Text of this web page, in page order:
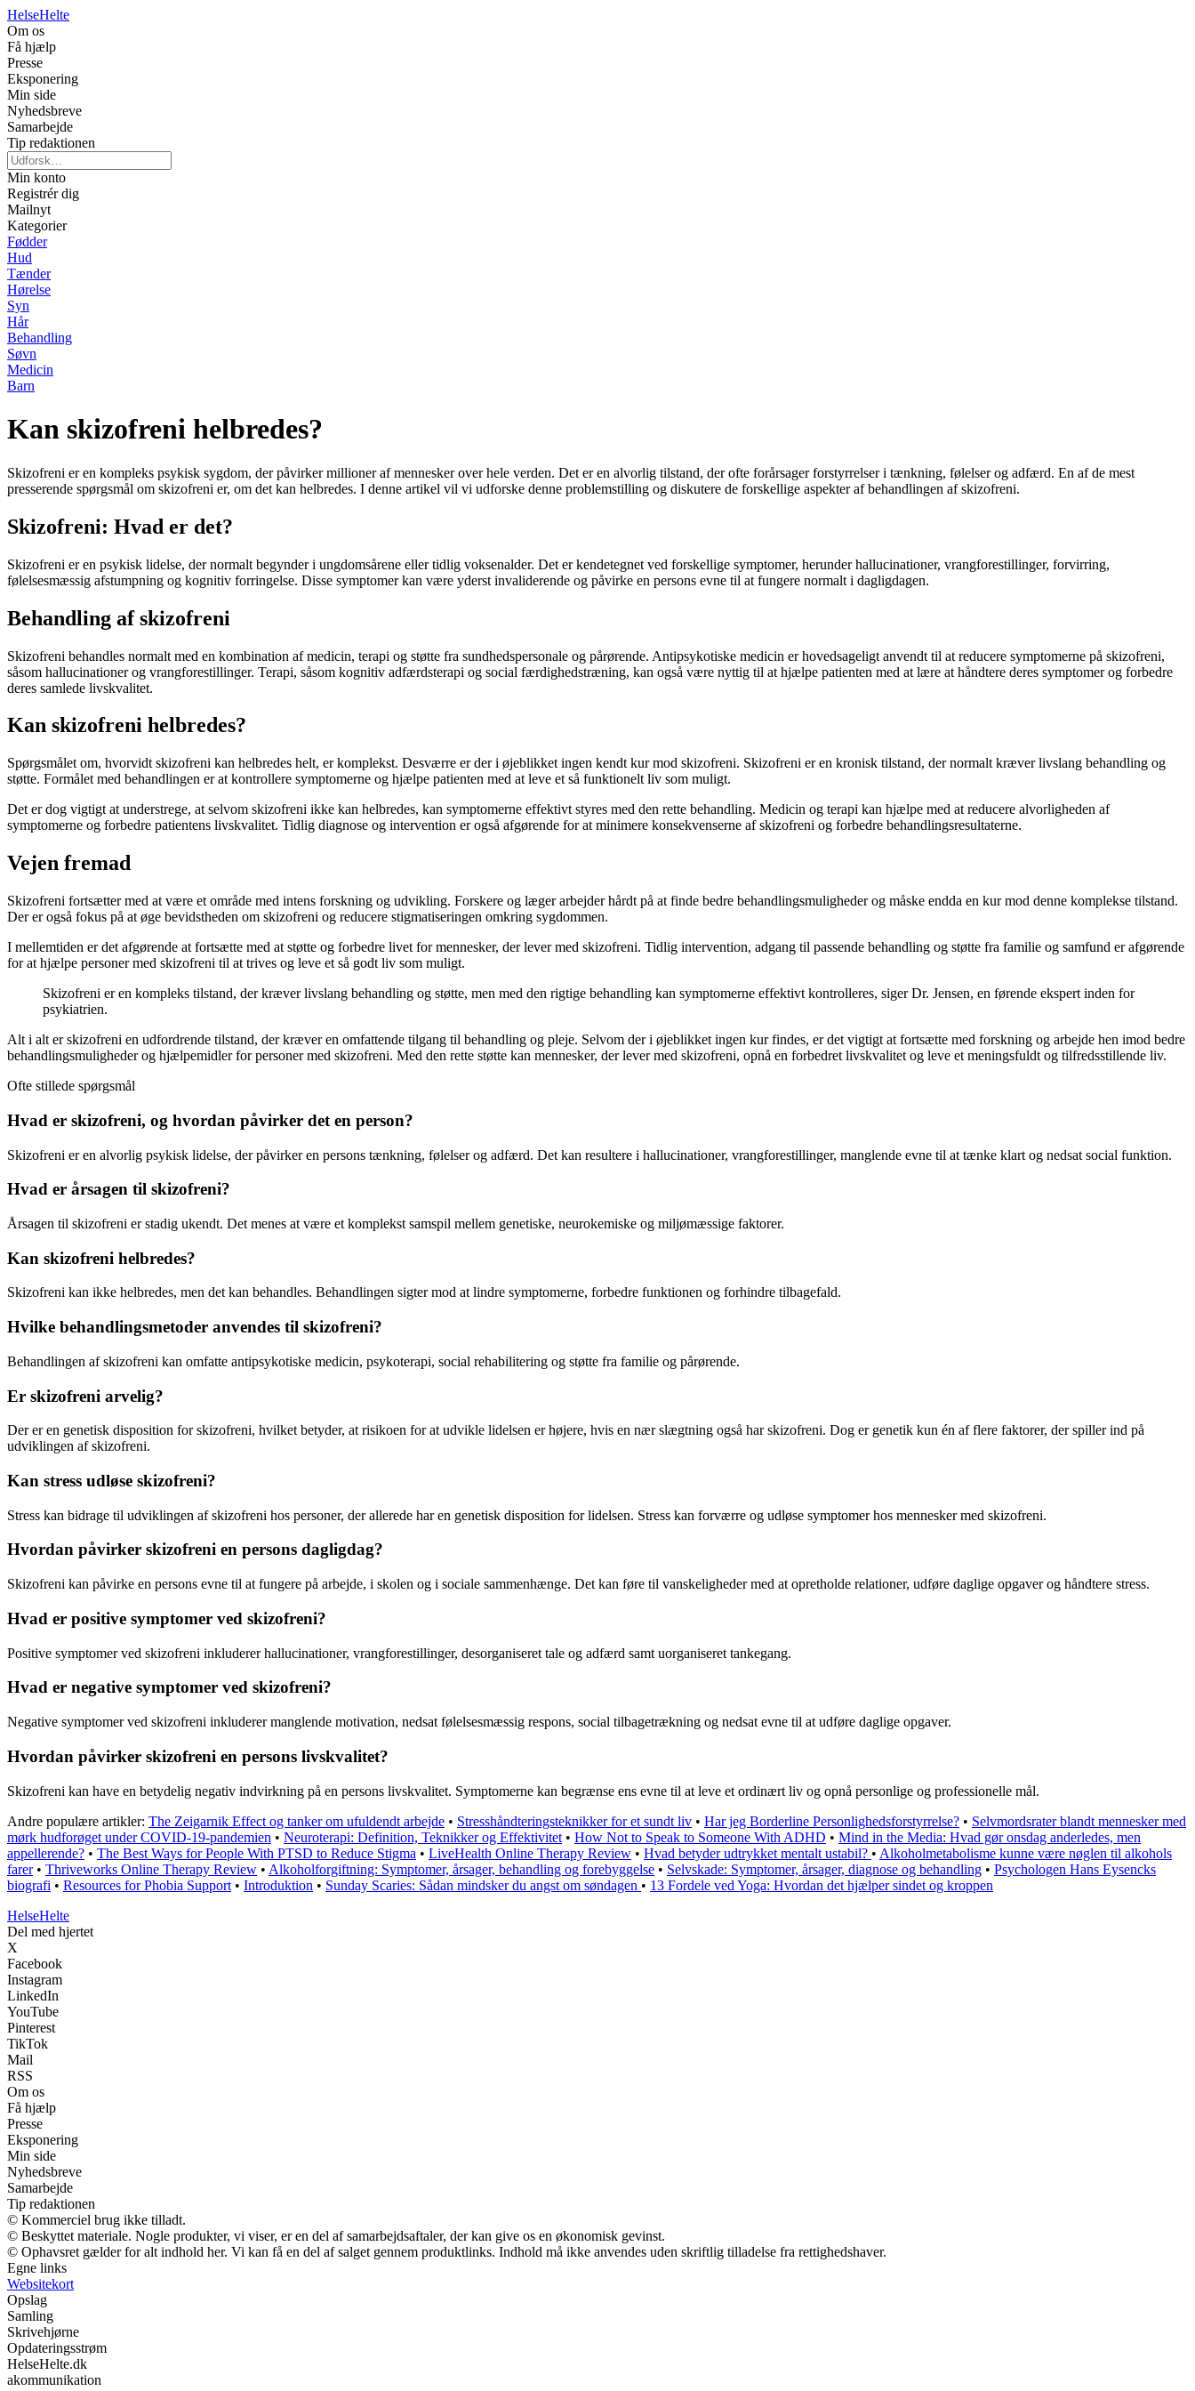
HelseHelte
Om os
Få hjælp
Presse
Eksponering
Min side
Nyhedsbreve
Samarbejde
Tip redaktionen
Min konto
Registrér dig
Mailnyt
Kategorier
Fødder
Hud
Tænder
Hørelse
Syn
Hår
Behandling
Søvn
Medicin
Barn
Kan skizofreni helbredes?
Skizofreni er en kompleks psykisk sygdom, der påvirker millioner af mennesker over hele verden. Det er en alvorlig tilstand, der ofte forårsager forstyrrelser i tænkning, følelser og adfærd. En af de mest
presserende spørgsmål om skizofreni er, om det kan helbredes. I denne artikel vil vi udforske denne problemstilling og diskutere de forskellige aspekter af behandlingen af skizofreni.
Skizofreni: Hvad er det?
Skizofreni er en psykisk lidelse, der normalt begynder i ungdomsårene eller tidlig voksenalder. Det er kendetegnet ved forskellige symptomer, herunder hallucinationer, vrangforestillinger, forvirring,
følelsesmæssig afstumpning og kognitiv forringelse. Disse symptomer kan være yderst invaliderende og påvirke en persons evne til at fungere normalt i dagligdagen.
Behandling af skizofreni
Skizofreni behandles normalt med en kombination af medicin, terapi og støtte fra sundhedspersonale og pårørende. Antipsykotiske medicin er hovedsageligt anvendt til at reducere symptomerne på skizofreni,
såsom hallucinationer og vrangforestillinger. Terapi, såsom kognitiv adfærdsterapi og social færdighedstræning, kan også være nyttig til at hjælpe patienten med at lære at håndtere deres symptomer og forbedre
deres samlede livskvalitet.
Kan skizofreni helbredes?
Spørgsmålet om, hvorvidt skizofreni kan helbredes helt, er komplekst. Desværre er der i øjeblikket ingen kendt kur mod skizofreni. Skizofreni er en kronisk tilstand, der normalt kræver livslang behandling og
støtte. Formålet med behandlingen er at kontrollere symptomerne og hjælpe patienten med at leve et så funktionelt liv som muligt.
Det er dog vigtigt at understrege, at selvom skizofreni ikke kan helbredes, kan symptomerne effektivt styres med den rette behandling. Medicin og terapi kan hjælpe med at reducere alvorligheden af
symptomerne og forbedre patientens livskvalitet. Tidlig diagnose og intervention er også afgørende for at minimere konsekvenserne af skizofreni og forbedre behandlingsresultaterne.
Vejen fremad
Skizofreni fortsætter med at være et område med intens forskning og udvikling. Forskere og læger arbejder hårdt på at finde bedre behandlingsmuligheder og måske endda en kur mod denne komplekse tilstand.
Der er også fokus på at øge bevidstheden om skizofreni og reducere stigmatiseringen omkring sygdommen.
I mellemtiden er det afgørende at fortsætte med at støtte og forbedre livet for mennesker, der lever med skizofreni. Tidlig intervention, adgang til passende behandling og støtte fra familie og samfund er afgørende
for at hjælpe personer med skizofreni til at trives og leve et så godt liv som muligt.
Skizofreni er en kompleks tilstand, der kræver livslang behandling og støtte, men med den rigtige behandling kan symptomerne effektivt kontrolleres, siger Dr. Jensen, en førende ekspert inden for
psykiatrien.
Alt i alt er skizofreni en udfordrende tilstand, der kræver en omfattende tilgang til behandling og pleje. Selvom der i øjeblikket ingen kur findes, er det vigtigt at fortsætte med forskning og arbejde hen imod bedre
behandlingsmuligheder og hjælpemidler for personer med skizofreni. Med den rette støtte kan mennesker, der lever med skizofreni, opnå en forbedret livskvalitet og leve et meningsfuldt og tilfredsstillende liv.
Ofte stillede spørgsmål
Hvad er skizofreni, og hvordan påvirker det en person?
Skizofreni er en alvorlig psykisk lidelse, der påvirker en persons tænkning, følelser og adfærd. Det kan resultere i hallucinationer, vrangforestillinger, manglende evne til at tænke klart og nedsat social funktion.
Hvad er årsagen til skizofreni?
Årsagen til skizofreni er stadig ukendt. Det menes at være et komplekst samspil mellem genetiske, neurokemiske og miljømæssige faktorer.
Kan skizofreni helbredes?
Skizofreni kan ikke helbredes, men det kan behandles. Behandlingen sigter mod at lindre symptomerne, forbedre funktionen og forhindre tilbagefald.
Hvilke behandlingsmetoder anvendes til skizofreni?
Behandlingen af skizofreni kan omfatte antipsykotiske medicin, psykoterapi, social rehabilitering og støtte fra familie og pårørende.
Er skizofreni arvelig?
Der er en genetisk disposition for skizofreni, hvilket betyder, at risikoen for at udvikle lidelsen er højere, hvis en nær slægtning også har skizofreni. Dog er genetik kun én af flere faktorer, der spiller ind på
udviklingen af skizofreni.
Kan stress udløse skizofreni?
Stress kan bidrage til udviklingen af skizofreni hos personer, der allerede har en genetisk disposition for lidelsen. Stress kan forværre og udløse symptomer hos mennesker med skizofreni.
Hvordan påvirker skizofreni en persons dagligdag?
Skizofreni kan påvirke en persons evne til at fungere på arbejde, i skolen og i sociale sammenhænge. Det kan føre til vanskeligheder med at opretholde relationer, udføre daglige opgaver og håndtere stress.
Hvad er positive symptomer ved skizofreni?
Positive symptomer ved skizofreni inkluderer hallucinationer, vrangforestillinger, desorganiseret tale og adfærd samt uorganiseret tankegang.
Hvad er negative symptomer ved skizofreni?
Negative symptomer ved skizofreni inkluderer manglende motivation, nedsat følelsesmæssig respons, social tilbagetrækning og nedsat evne til at udføre daglige opgaver.
Hvordan påvirker skizofreni en persons livskvalitet?
Skizofreni kan have en betydelig negativ indvirkning på en persons livskvalitet. Symptomerne kan begrænse ens evne til at leve et ordinært liv og opnå personlige og professionelle mål.
Andre populære artikler: The Zeigarnik Effect og tanker om ufuldendt arbejde • Stresshåndteringsteknikker for et sundt liv • Har jeg Borderline Personlighedsforstyrrelse? • Selvmordsrater blandt mennesker med
mørk hudforøget under COVID-19-pandemien • Neuroterapi: Definition, Teknikker og Effektivitet • How Not to Speak to Someone With ADHD • Mind in the Media: Hvad gør onsdag anderledes, men
appellerende? • The Best Ways for People With PTSD to Reduce Stigma • LiveHealth Online Therapy Review • Hvad betyder udtrykket mentalt ustabil? • Alkoholmetabolisme kunne være nøglen til alkohols
farer• Thriveworks Online Therapy Review • Alkoholforgiftning: Symptomer, årsager, behandling og forebyggelse • Selvskade: Symptomer, årsager, diagnose og behandling • Psychologen Hans Eysencks
biografi • Resources for Phobia Support • Introduktion • Sunday Scaries: Sådan mindsker du angst om søndagen • 13 Fordele ved Yoga: Hvordan det hjælper sindet og kroppen
HelseHelte
Del med hjertet
X
Facebook
Instagram
LinkedIn
YouTube
Pinterest
TikTok
Mail
RSS
Om os
Få hjælp
Presse
Eksponering
Min side
Nyhedsbreve
Samarbejde
Tip redaktionen
© Kommerciel brug ikke tilladt.
© Beskyttet materiale. Nogle produkter, vi viser, er en del af samarbejdsaftaler, der kan give os en økonomisk gevinst.
© Ophavsret gælder for alt indhold her. Vi kan få en del af salget gennem produktlinks. Indhold må ikke anvendes uden skriftlig tilladelse fra rettighedshaver.
Egne links
Websitekort
Opslag
Samling
Skrivehjørne
Opdateringsstrøm
HelseHelte.dk
akommunikation